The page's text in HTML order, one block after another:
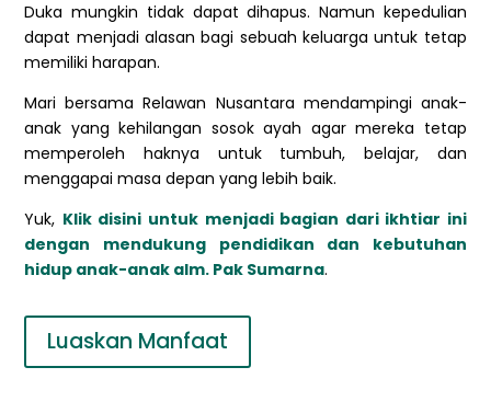
Duka mungkin tidak dapat dihapus. Namun kepedulian
dapat menjadi alasan bagi sebuah keluarga untuk tetap
memiliki harapan.
Mari bersama Relawan Nusantara mendampingi anak-
anak yang kehilangan sosok ayah agar mereka tetap
memperoleh haknya untuk tumbuh, belajar, dan
menggapai masa depan yang lebih baik.
Yuk, Klik disini untuk menjadi bagian dari ikhtiar ini
dengan mendukung pendidikan dan kebutuhan
hidup anak-anak alm. Pak Sumarna.
Luaskan Manfaat